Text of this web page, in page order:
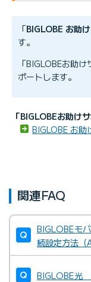
「BIGLOBE お助
す。
「BIGLOBEお助
ポートします。
「BIGLOBEお助け
BIGLOBE お助
関連FAQ
BIGLOBEモ
続設定方法（
BIGLOBE光